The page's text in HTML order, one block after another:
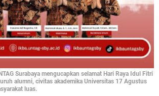
Surabaya mengucapkan selamat Hari Raya Idul Fitri
alumni, civitas akademika Universitas 17 Agustus
luas.